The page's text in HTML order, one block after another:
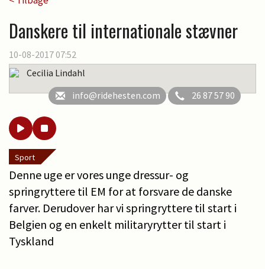
Danskere til internationale stævner
10-08-2017 07:52
Cecilia Lindahl
info@ridehesten.com
26 87 57 90
Sport
Denne uge er vores unge dressur- og
springryttere til EM for at forsvare de danske
farver. Derudover har vi springryttere til start i
Belgien og en enkelt militaryrytter til start i
Tyskland